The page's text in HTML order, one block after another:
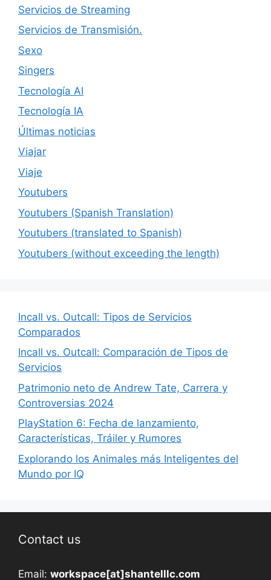
Servicios de Streaming
Servicios de Transmisión.
Sexo
Singers
Tecnología AI
Tecnología IA
Últimas noticias
Viajar
Viaje
Youtubers
Youtubers (Spanish Translation)
Youtubers (translated to Spanish)
Youtubers (without exceeding the length)
Incall vs. Outcall: Tipos de Servicios
Comparados
Incall vs. Outcall: Comparación de Tipos de
Servicios
Patrimonio neto de Andrew Tate, Carrera y
Controversias 2024
PlayStation 6: Fecha de lanzamiento,
Características, Tráiler y Rumores
Explorando los Animales más Inteligentes del
Mundo por IQ
Contact us
Email: workspace[at]shantelllc.com